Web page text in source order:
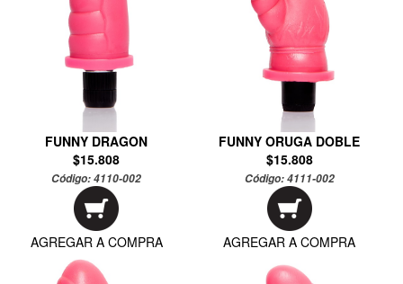
FUNNY DRAGON
$15.808
Código:4110-002
AGREGAR A COMPRA
FUNNY ORUGA DOBLE
$15.808
Código:4111-002
AGREGAR A COMPRA